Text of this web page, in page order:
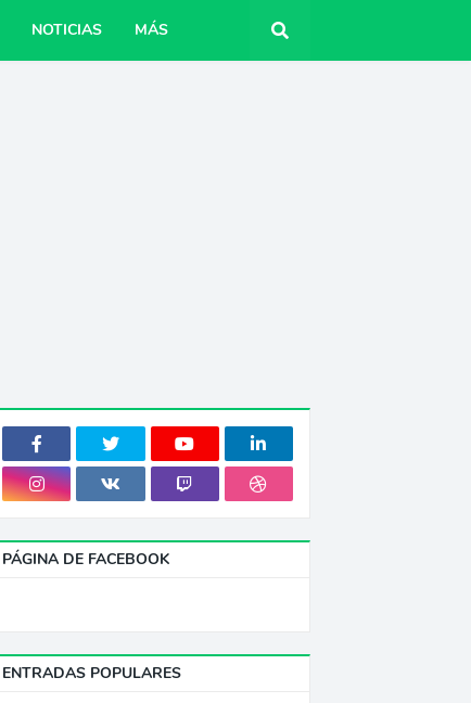
NOTICIAS MÁS
PÁGINA DE FACEBOOK
ENTRADAS POPULARES